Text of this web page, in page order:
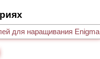
для наращивания Enigma